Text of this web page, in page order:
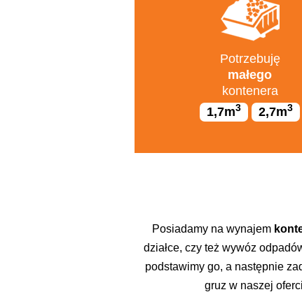
Potrzebuję
małego
kontenera
1,7m3 2,7m3
Posiadamy na wynajem
działce, czy też wywóz
podstawimy go, a następnie
gruz w naszej